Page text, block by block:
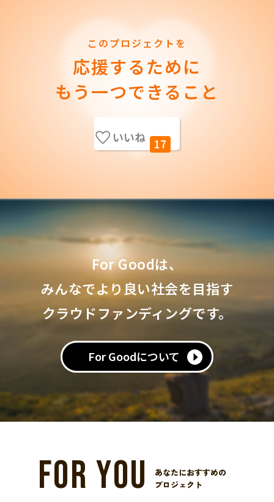
このプロジェクトを
応援するために
もう一つできること
いいね 17
For Goodは、
みんなでより良い社会を目指す
クラウドファンディングです。
For Goodについて
FOR YOU
あなたにおすすめの
プロジェクト